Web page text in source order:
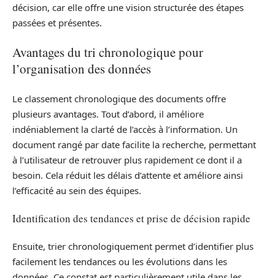
décision, car elle offre une vision structurée des étapes
passées et présentes.
Avantages du tri chronologique pour
l’organisation des données
Le classement chronologique des documents offre
plusieurs avantages. Tout d’abord, il améliore
indéniablement la clarté de l’accès à l’information. Un
document rangé par date facilite la recherche, permettant
à l’utilisateur de retrouver plus rapidement ce dont il a
besoin. Cela réduit les délais d’attente et améliore ainsi
l’efficacité au sein des équipes.
Identification des tendances et prise de décision rapide
Ensuite, trier chronologiquement permet d’identifier plus
facilement les tendances ou les évolutions dans les